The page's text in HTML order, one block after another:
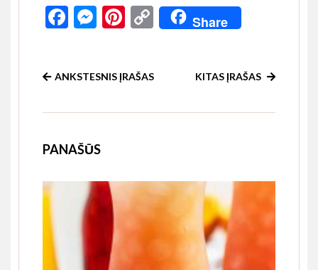
Facebook
Messenger
Pinterest
Copy
Link
Share
ANKSTESNIS ĮRAŠAS KITAS ĮRAŠAS
PANAŠŪS